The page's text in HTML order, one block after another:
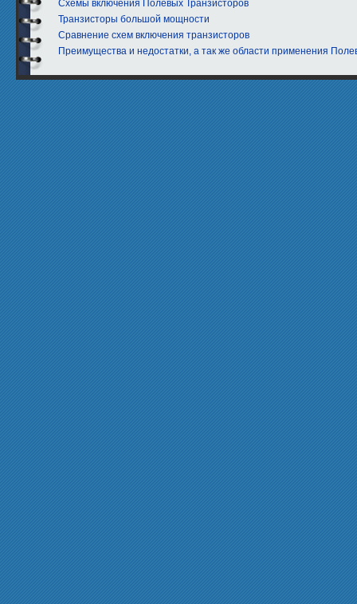
Схемы включения Полевых Транзисторов
Транзисторы большой мощности
Сравнение схем включения транзисторов
Преимущества и недостатки, а так же области применения